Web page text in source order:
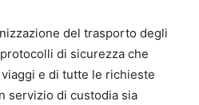
del trasporto degli
di sicurezza che
e di tutte le richieste
servizio di custodia sia